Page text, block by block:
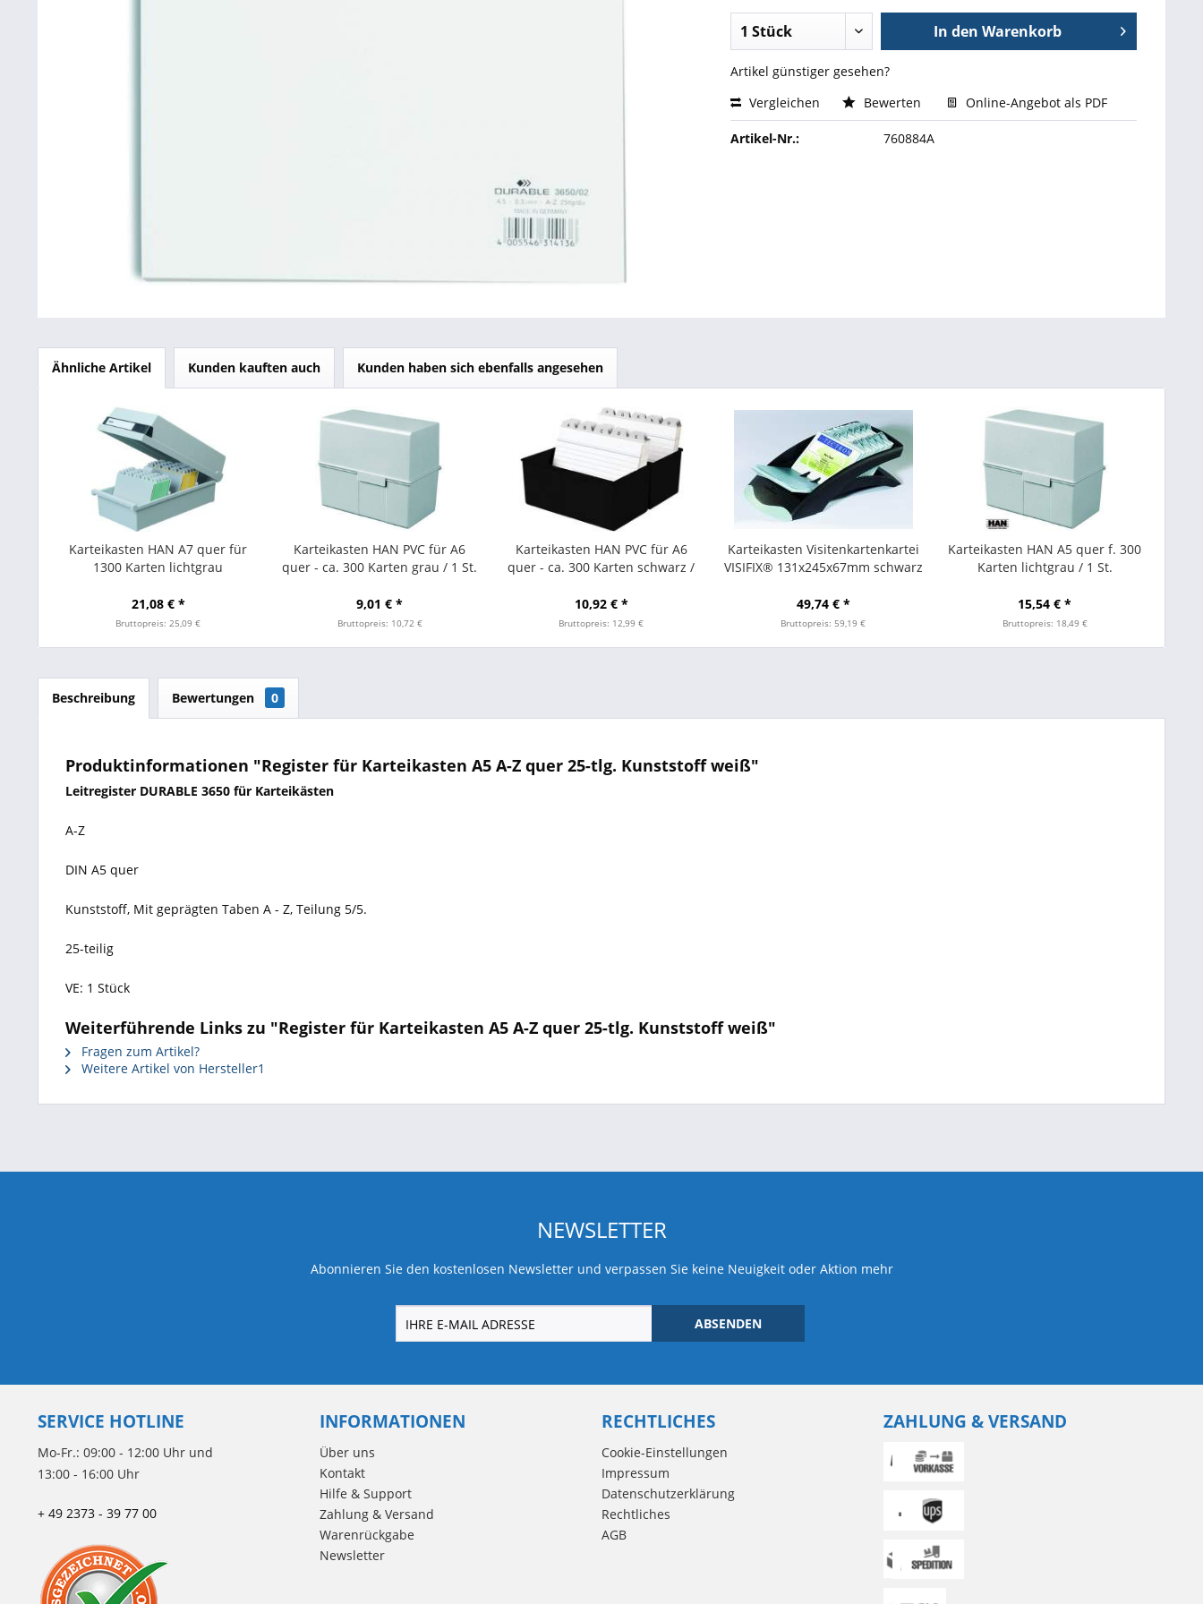
In den Warenkorb
Artikel günstiger gesehen?
Vergleichen
Bewerten Online-Angebot als PDF
Artikel-Nr.: 760884A
Ähnliche Artikel Kunden kauften auch Kunden haben sich ebenfalls angesehen
Karteikasten HAN A7 quer für
1300 Karten lichtgrau
21,08 € *
Bruttopreis: 25,09 €
Karteikasten HAN PVC für A6
quer - ca. 300 Karten grau / 1 St.
9,01 € *
Bruttopreis: 10,72 €
Karteikasten HAN PVC für A6
quer - ca. 300 Karten schwarz /
10,92 € *
Bruttopreis: 12,99 €
Karteikasten Visitenkartenkartei
VISIFIX® 131x245x67mm schwarz
49,74 € *
Bruttopreis: 59,19 €
Karteikasten HAN A5 quer f. 300
Karten lichtgrau / 1 St.
15,54 € *
Bruttopreis: 18,49 €
Beschreibung Bewertungen 0
Produktinformationen "Register für Karteikasten A5 A-Z quer 25-tlg. Kunststoff weiß"
Leitregister DURABLE 3650 für Karteikästen
A-Z
DIN A5 quer
Kunststoff, Mit geprägten Taben A - Z, Teilung 5/5.
25-teilig
VE: 1 Stück
Weiterführende Links zu "Register für Karteikasten A5 A-Z quer 25-tlg. Kunststoff weiß"
Fragen zum Artikel?
Weitere Artikel von Hersteller1
NEWSLETTER
Abonnieren Sie den kostenlosen Newsletter und verpassen Sie keine Neuigkeit oder Aktion mehr
ABSENDEN
SERVICE HOTLINE
Mo-Fr.: 09:00 - 12:00 Uhr und
13:00 - 16:00 Uhr
+ 49 2373 - 39 77 00
INFORMATIONEN
Über uns
Kontakt
Hilfe & Support
Zahlung & Versand
Warenrückgabe
Newsletter
RECHTLICHES
Cookie-Einstellungen
Impressum
Datenschutzerklärung
Rechtliches
AGB
ZAHLUNG & VERSAND